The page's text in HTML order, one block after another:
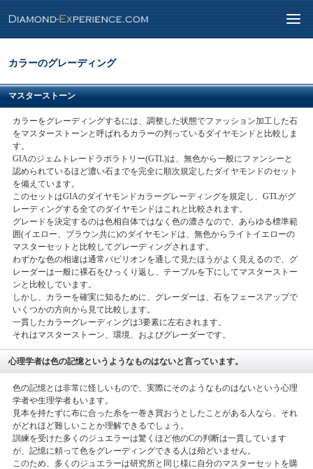
カラーのグレーディング
マスターストーン
カラーをグレーディングするには、調整した状態でファッション加工した石
をマスターストーンと呼ばれるカラーの判っているダイヤモンドと比較しま
す。
GIAのジェムトレードラボラトリー(GTL)は、無色から一般にファンシーと
認められているほど濃い石までを完全に順次規定したダイヤモンドのセット
を備えています。
このセットはGIAのダイヤモンドカラーグレーディングを規定し、GTLがグ
レーディングする全てのダイヤモンドはこれと比較されます。
グレードを決定するのは色相自体ではなく色の濃さなので、あらゆる標準範
囲(イエロー、ブラウン共に)のダイヤモンドは、無色からライトイエローの
マスターセットと比較してグレーディングされます。
わずかな色の相違は通常パビリオンを通して見たほうがよく見えるので、グ
レーダーは一般に裸石をひっくり返し、テーブルを下にしてマスターストー
ンと比較しています。
しかし、カラーを確実に知るために、グレーダーは、石をフェースアップで
いくつかの方向から見て比較します。
一貫したカラーグレーディングは3要素に左右されます。
それはマスターストーン、環境、およびグレーダーです。
心理学者は色の記憶というようなものはないと言っています。
色の記憶とは非常に怪しいもので、実際にそのようなものはないという心理
学者や生理学者もいます。
見本を持たずに布に合った糸を一巻き買おうとしたことがある人なら、それ
がどれほど難しいことか理解できるでしょう。
訓練を受けた多くのジュエラーは驚くほど他のCの判断は一貫しています
が、記憶に頼って色をグレーディングできる人は殆どいません。
このため、多くのジュエラーは研究所と同じ様に自分のマスターセットを購